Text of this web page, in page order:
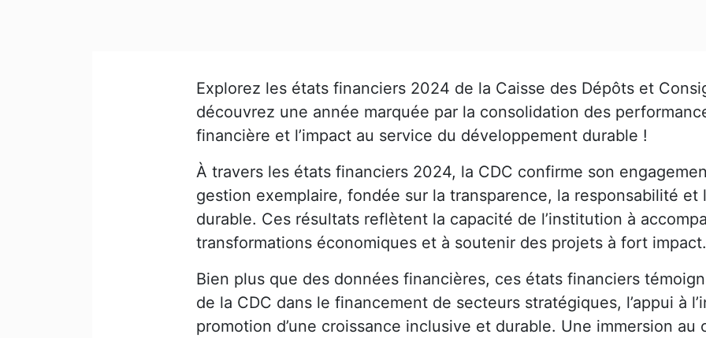
Explorez les états financiers 2024 de la Caisse des Dépôts et
découvrez une année marquée par la consolidation des
financière et l’impact au service du développement durable !
À travers les états financiers 2024, la CDC confirme son
gestion exemplaire, fondée sur la transparence, la responsabilité et
durable. Ces résultats reflètent la capacité de l’institution à
transformations économiques et à soutenir des projets à fort impact.
Bien plus que des données financières, ces états financiers
de la CDC dans le financement de secteurs stratégiques, l’appui à
promotion d’une croissance inclusive et durable. Une immersion